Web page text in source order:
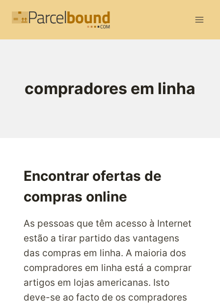
compradores em linha
Encontrar ofertas de
compras online
As pessoas que têm acesso à Internet
estão a tirar partido das vantagens
das compras em linha. A maioria dos
compradores em linha está a comprar
artigos em lojas americanas. Isto
deve-se ao facto de os compradores